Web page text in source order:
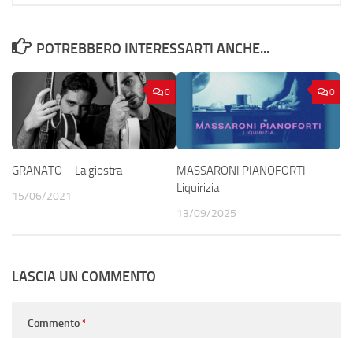
POTREBBERO INTERESSARTI ANCHE...
0
GRANATO – La giostra
15/06/2021
0
MASSARONI PIANOFORTI –
Liquirizia
13/09/2025
LASCIA UN COMMENTO
Commento*